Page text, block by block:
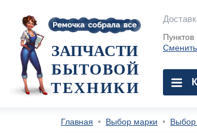
ЗАПЧАСТИ
БЫТОВОЙ
ТЕХНИКИ
Главная • Выбор марки • Выбор